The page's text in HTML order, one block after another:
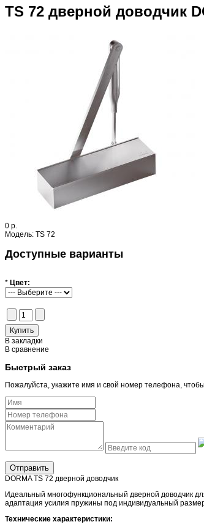
TS 72 дверной доводчик
0 р.
Модель: TS 72
Доступные варианты
* Цвет:
В закладки
В сравнение
Быстрый заказ
Пожалуйста, укажите имя и свой номер телефона,
Отправить
DORMA TS 72 дверной доводчик
Идеальный многофункциональный дверной доводчик
адаптация усилия пружины под индивидуальный
Технические характеристики: